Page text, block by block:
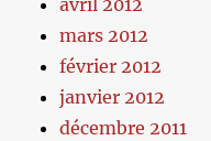
avril 2012
mars 2012
février 2012
janvier 2012
décembre 2011